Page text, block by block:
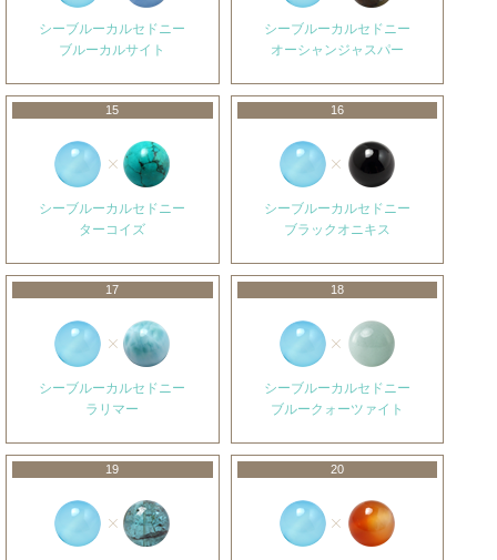
シーブルーカルセドニー
ブルーカルサイト
シーブルーカルセドニー
オーシャンジャスパー
15
シーブルーカルセドニー
ターコイズ
16
シーブルーカルセドニー
ブラックオニキス
17
シーブルーカルセドニー
ラリマー
18
シーブルーカルセドニー
ブルークォーツァイト
19 20